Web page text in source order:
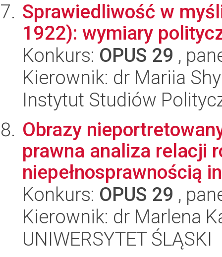
Sprawiedliwość w
1922): wymiary
Konkurs: OPUS 29 ,
Kierownik: dr Mariia
Instytut Studiów
Obrazy
prawna analiza relacji
niepełnosprawnością
Konkurs: OPUS 29 ,
Kierownik: dr Marlena
UNIWERSYTET ŚLĄSKI